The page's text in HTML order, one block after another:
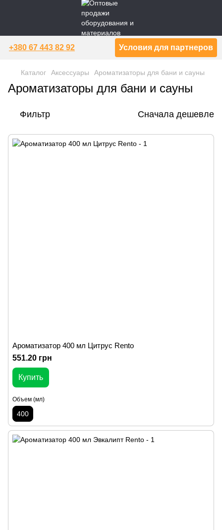
+380 67 443 82 92 Условия для партнеров
Каталог Аксессуары Ароматизаторы для бани и сауны
Ароматизаторы для бани и сауны
Фильтр Сначала дешевле
Ароматизатор 400 мл Цитрус Rento
551.20 грн
Купить
Объем (мл)
400